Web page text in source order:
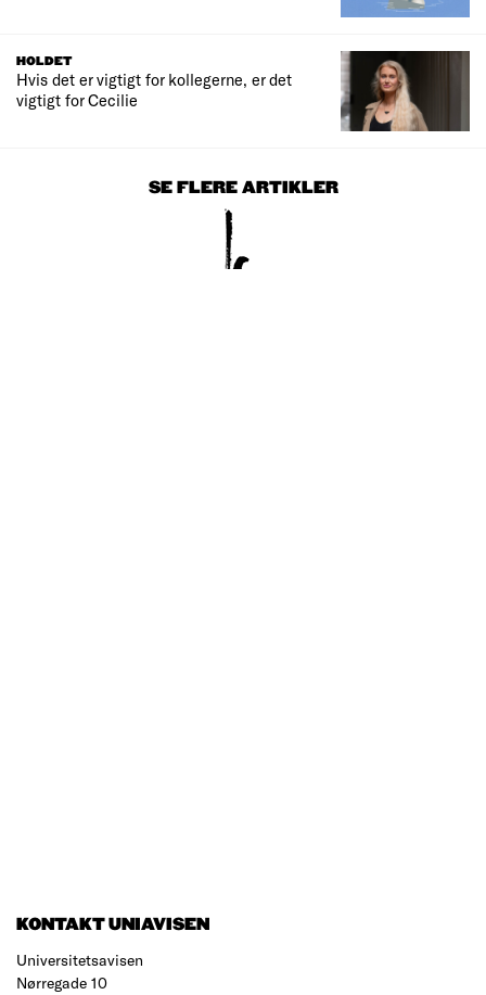
HOLDET
Hvis det er vigtigt for kollegerne, er det
vigtigt for Cecilie
SE FLERE ARTIKLER
KONTAKT UNIAVISEN
Universitetsavisen
Nørregade 10